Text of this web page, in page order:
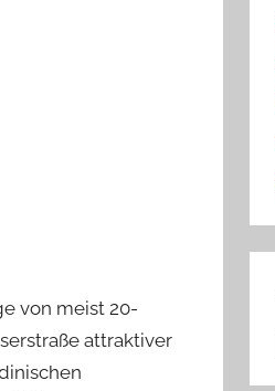
von meist 20-
attraktiver